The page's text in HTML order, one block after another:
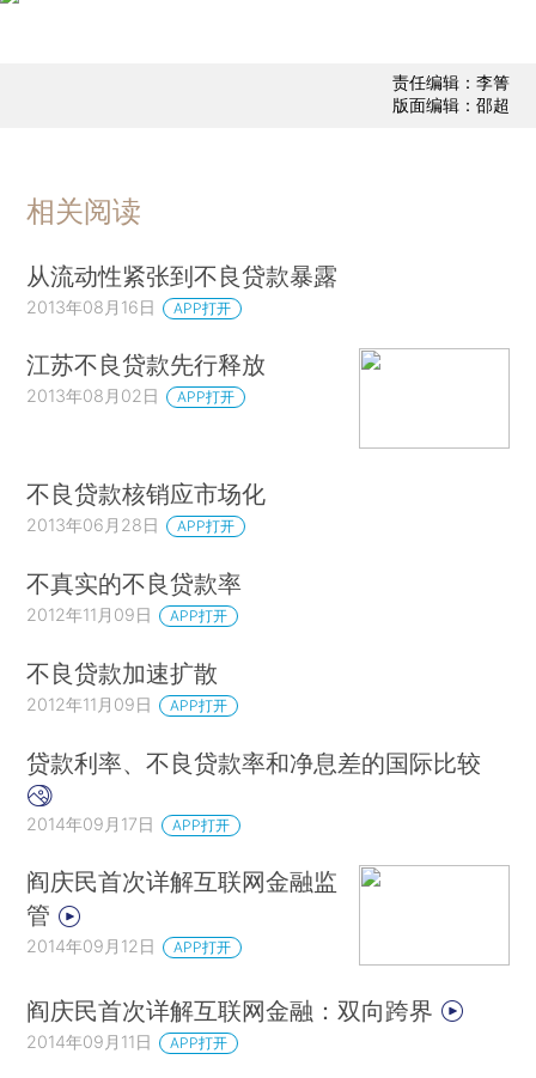
责任编辑：李箐
版面编辑：邵超
相关阅读
从流动性紧张到不良贷款暴露
2013年08月16日 APP打开
江苏不良贷款先行释放
2013年08月02日 APP打开
不良贷款核销应市场化
2013年06月28日 APP打开
不真实的不良贷款率
2012年11月09日 APP打开
不良贷款加速扩散
2012年11月09日 APP打开
贷款利率、不良贷款率和净息差的国际比较
2014年09月17日 APP打开
阎庆民首次详解互联网金融监
管
2014年09月12日 APP打开
阎庆民首次详解互联网金融：双向跨界
2014年09月11日 APP打开